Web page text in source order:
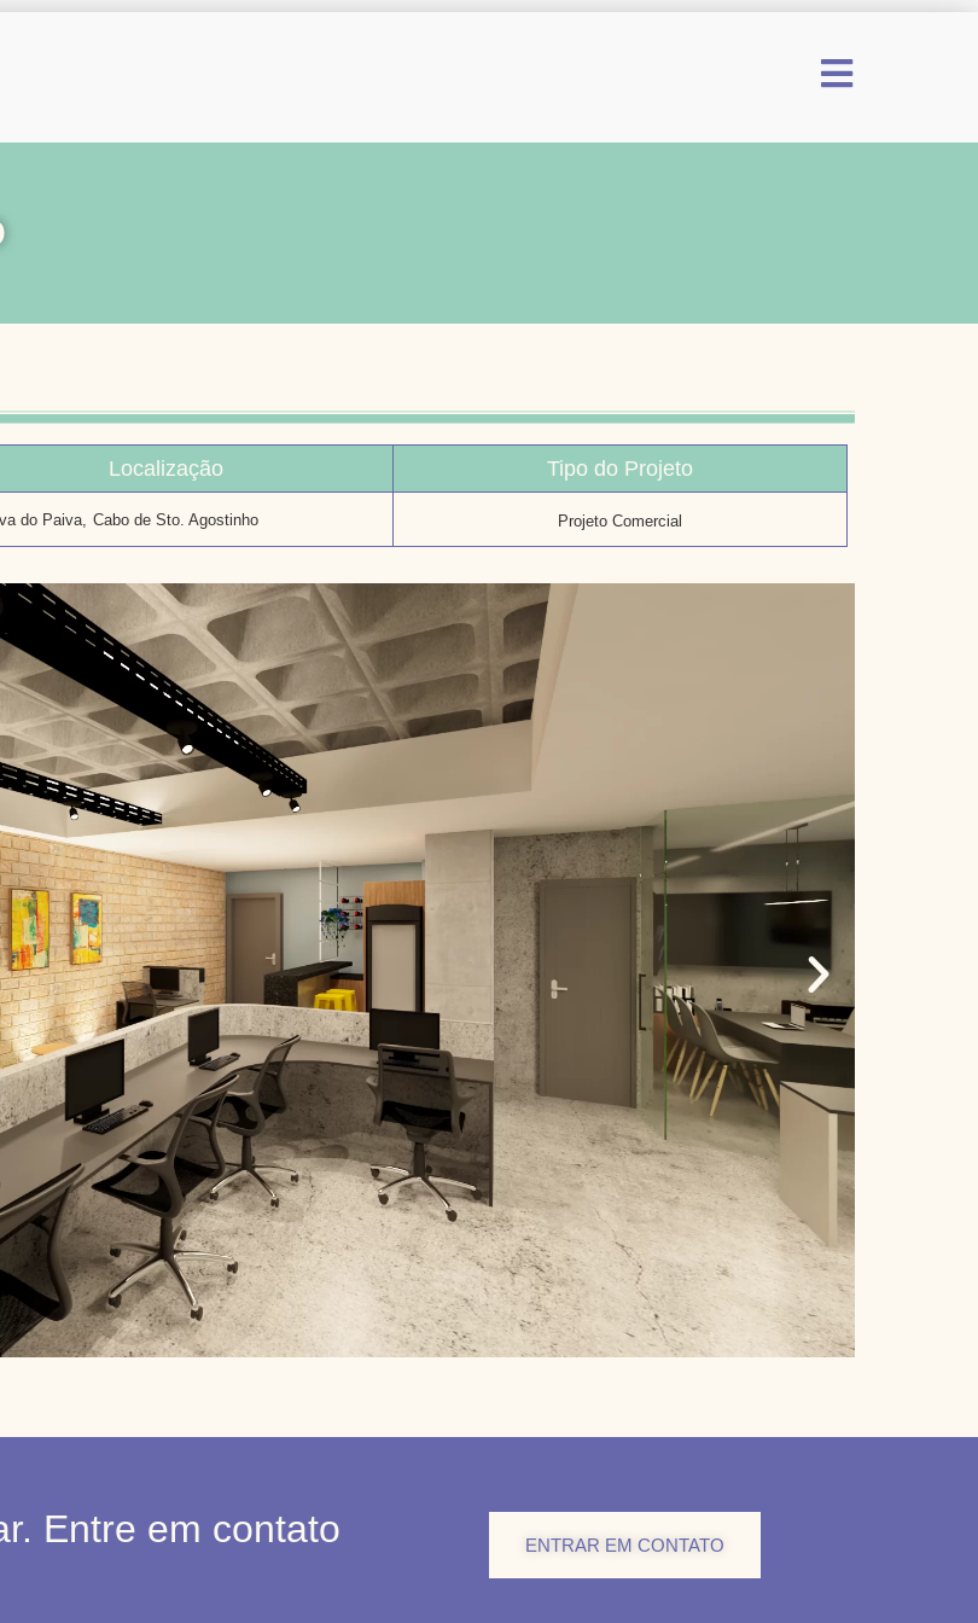
Localização Tipo do Projeto
do Paiva, Cabo de Sto. Agostinho Projeto Comercial
Entre em contato
ENTRAR EM CONTATO
Meus ProjetosFale Comigo
que melhoram a experiência
humana
WhatsApp
+55 81 99661-
9154
Copyright © 2023 Gessika Menezes.Todos os direitos
reservados.
Desenvolvido pela Connect Web Agência